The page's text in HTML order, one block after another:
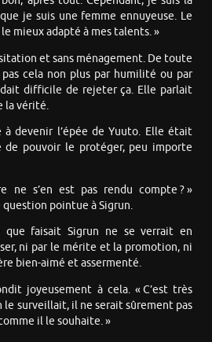
je suis une femme ennuyeuse. Le
mieux adapté à mes talents. »
et sans ménagement. De toute
cela non plus par humilité ou par
difficile de rejeter ça. Elle parlait
la vérité.
à devenir l’épée de Yuuto. Elle était
de pouvoir le protéger, peu importe
ne s’en est pas rendu compte ? »
pointue à Sigrun.
que faisait Sigrun ne se verrait en
ni par le mérite et la promotion, ni
bien-aimé et assermenté.
joyeusement à cela. « C’est très
le surveillait, il ne serait sûrement pas
il le souhaite. »